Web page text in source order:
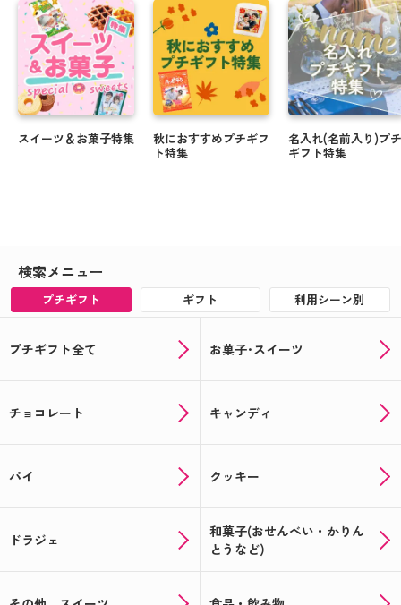
スイーツ＆お菓子特集
秋におすすめプチギフ
ト特集
名入れ(名前入り)プチ
ギフト特集
検索メニュー
プチギフト ギフト 利用シーン別
プチギフト全て お菓子･スイーツ
チョコレート キャンディ
パイ クッキー
ドラジェ
和菓子(おせんべい・かりん
とうなど)